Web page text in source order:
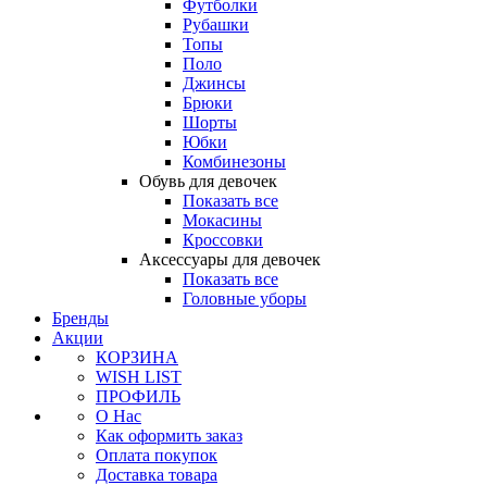
Футболки
Рубашки
Топы
Поло
Джинсы
Брюки
Шорты
Юбки
Комбинезоны
Обувь для девочек
Показать все
Мокасины
Кроссовки
Аксессуары для девочек
Показать все
Головные уборы
Бренды
Акции
КОРЗИНА
WISH LIST
ПРОФИЛЬ
О Нас
Как оформить заказ
Оплата покупок
Доставка товара